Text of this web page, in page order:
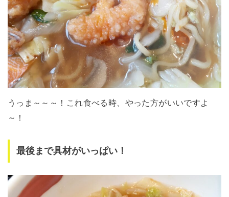
うっま～～～！これ食べる時、やった方がいいですよ
～！
最後まで具材がいっぱい！